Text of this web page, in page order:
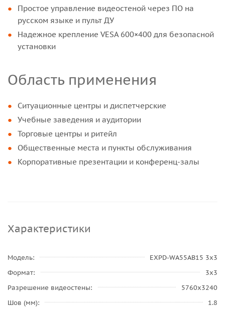
Простое управление видеостеной через ПО на
русском языке и пульт ДУ
Надежное крепление VESA 600×400 для безопасной
установки
Область применения
Ситуационные центры и диспетчерские
Учебные заведения и аудитории
Торговые центры и ритейл
Общественные места и пункты обслуживания
Корпоративные презентации и конференц-залы
Характеристики
Модель
EXPD-WA55AB15 3х3
Формат
3x3
Разрешение видеостены
5760x3240
Шов (мм)
1.8